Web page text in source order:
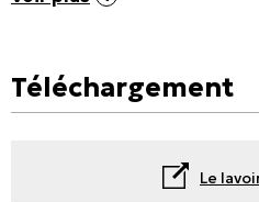
Téléchargement
Le